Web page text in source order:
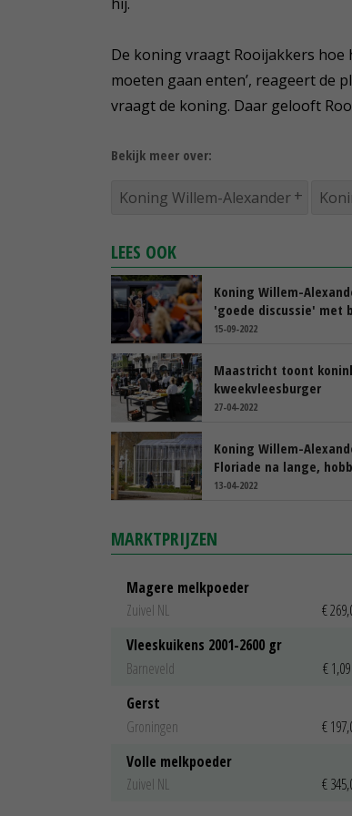
De koning vraagt Rooijakkers hoe
moeten gaan enten’, reageert de
vraagt de koning. Daar gelooft
Bekijk meer over:
Koning Willem-Alexander
LEES OOK
Koning Willem-
'goede discussie' met
15-09-2022
Maastricht toont
kweekvleesburger
27-04-2022
Koning Willem-
Floriade na lange,
13-04-2022
MARKTPRIJZEN
Magere melkpoeder
Zuivel NL
€
Vleeskuikens 2001-2600 gr
Barneveld
€ 1,09
Gerst
Groningen
€
Volle melkpoeder
Zuivel NL
€